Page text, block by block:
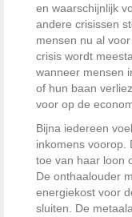
en waarschijnlijk
andere crisissen
mensen nu al
crisis wordt
wanneer mensen
of hun baan
voor op de
Bijna iedereen
inkomens voorop.
toe van haar loon
De onthaalouder
energiekost voor
sluiten. De